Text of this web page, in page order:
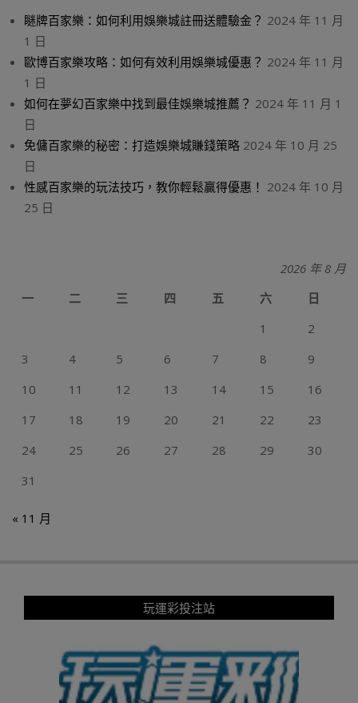
瞇牌百家樂：如何利用娛樂城註冊送體驗金？ 2024 年 11 月
1 日
歐博百家樂攻略：如何有效利用娛樂城優惠？ 2024 年 11 月
1 日
如何在夢幻百家樂中找到最佳娛樂城推薦？ 2024 年 11 月 1
日
免傭百家樂的秘密：打造娛樂城賺錢策略 2024 年 10 月 25
日
性感百家樂的玩法技巧，教你輕鬆贏得優惠！ 2024 年 10 月
25 日
2026 年 8 月
一
二 三 四 五 六
日
1
2
3
4 5 6 7 8
9
10
11 12 13 14 15
16
17
18 19 20 21 22
23
24
25 26 27 28 29
30
31
« 11 月
玩運彩投注站